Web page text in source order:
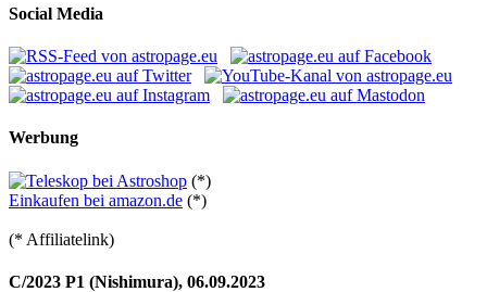
Social Media
Werbung
(*)
Einkaufen bei amazon.de (*)
(* Affiliatelink)
C/2023 P1 (Nishimura), 06.09.2023